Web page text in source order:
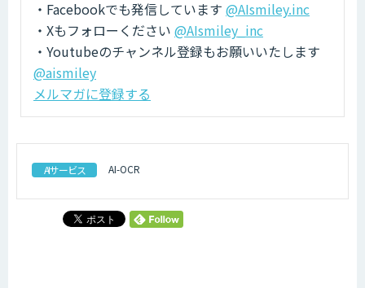
・Facebookでも発信しています @AIsmiley.inc
・Xもフォローください @AIsmiley_inc
・Youtubeのチャンネル登録もお願いいたします
@aismiley
メルマガに登録する
AIサービス AI-OCR